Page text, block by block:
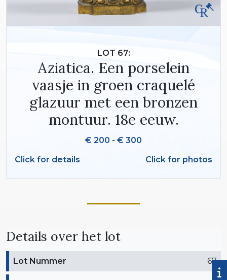
LOT 67:
Aziatica. Een porselein
vaasje in groen craquelé
glazuur met een bronzen
montuur. 18e eeuw.
€ 200 - € 300
Click for details
Click for photos
Details over het lot
Lot Nummer 67